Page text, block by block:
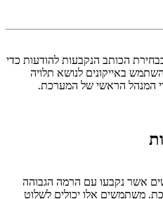
הכותב הנקבעות להודעות כדי
באייקונים לנושא תלויה
המנהל הראשי של המערכת.
אשר נקבעו עם הרמה הגבוהה
משתמשים אלו יכולים לשלוט